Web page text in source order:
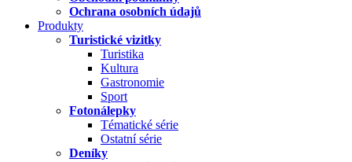
Ochrana osobních údajů
Produkty
Turistické vizitky
Turistika
Kultura
Gastronomie
Sport
Fotonálepky
Tématické série
Ostatní série
Deníky